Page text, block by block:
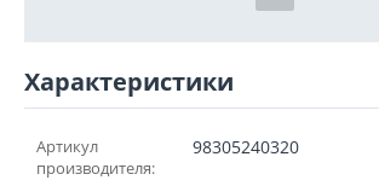
Характеристики
Артикул
производителя:
98305240320